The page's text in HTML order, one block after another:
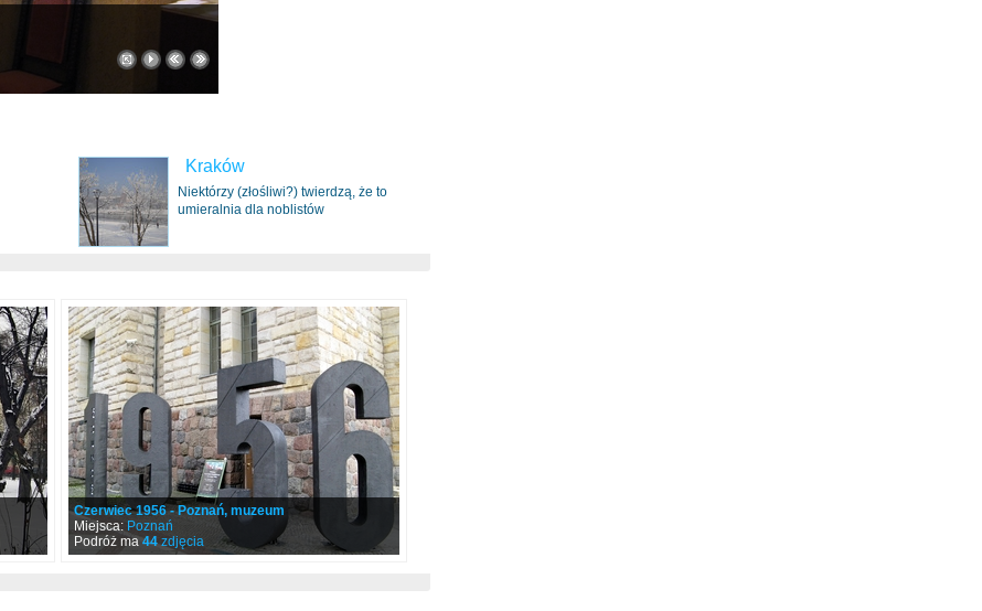
Kraków
Niektórzy (złośliwi?) twierdzą, że to
umieralnia dla noblistów
Czerwiec 1956 - Poznań, muzeum
Miejsca: Poznań
Podróż ma 44zdjęcia